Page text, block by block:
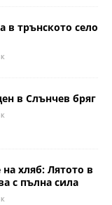
в трънското село
в Слънчев бряг
хляб: Лятото в
с пълна сила